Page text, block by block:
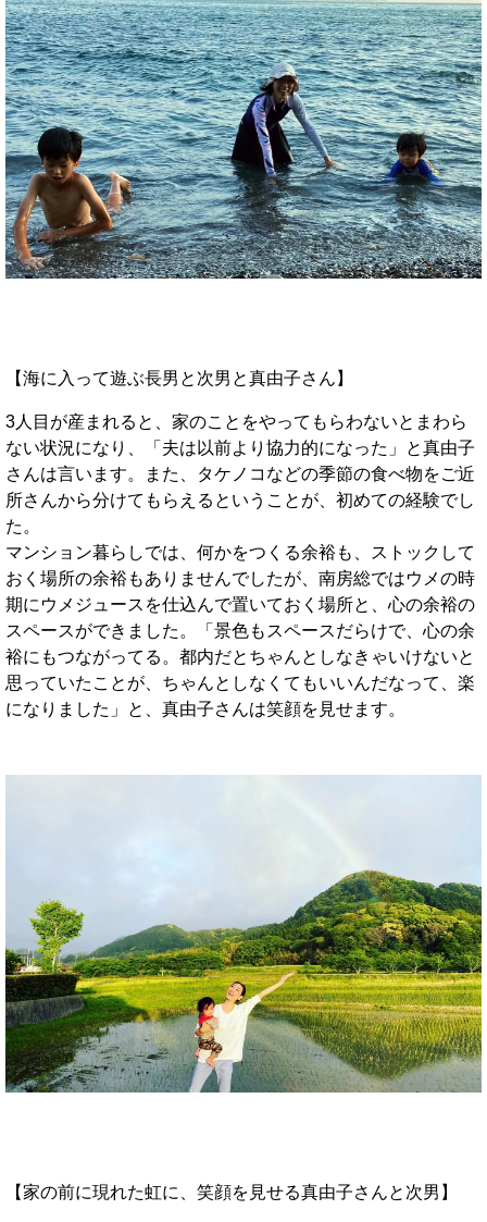
【海に入って遊ぶ長男と次男と真由子さん】
3人目が産まれると、家のことをやってもらわないとまわら
ない状況になり、「夫は以前より協力的になった」と真由子
さんは言います。また、タケノコなどの季節の食べ物をご近
所さんから分けてもらえるということが、初めての経験でし
た。
マンション暮らしでは、何かをつくる余裕も、ストックして
おく場所の余裕もありませんでしたが、南房総ではウメの時
期にウメジュースを仕込んで置いておく場所と、心の余裕の
スペースができました。「景色もスペースだらけで、心の余
裕にもつながってる。都内だとちゃんとしなきゃいけないと
思っていたことが、ちゃんとしなくてもいいんだなって、楽
になりました」と、真由子さんは笑顔を見せます。
【家の前に現れた虹に、笑顔を見せる真由子さんと次男】